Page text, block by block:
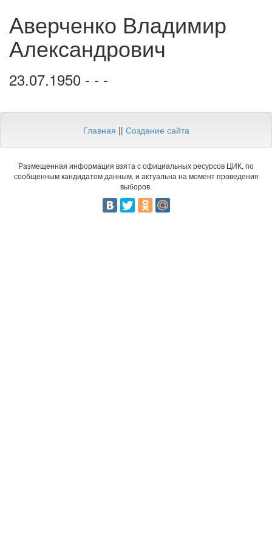
Аверченко Владимир
Александрович
23.07.1950 - - -
Главная || Создание сайта
Размещенная информация взята с официальных ресурсов ЦИК, по
сообщенным кандидатом данным, и актуальна на момент проведения
выборов.